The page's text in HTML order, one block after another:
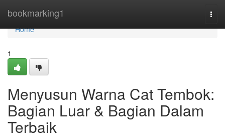
bookmarking1
Home
Home
1
Menyusun Warna Cat Tembok:
Bagian Luar & Bagian Dalam
Terbaik